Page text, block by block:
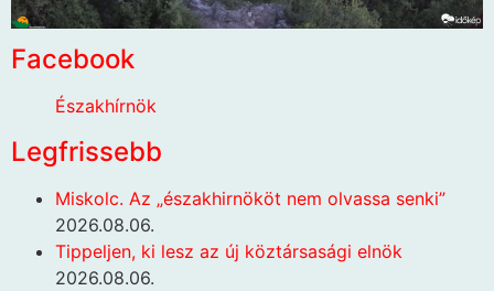
Facebook
Északhírnök
Legfrissebb
Miskolc. Az „északhirnököt nem olvassa senki”
2026.08.06.
Tippeljen, ki lesz az új köztársasági elnök
2026.08.06.